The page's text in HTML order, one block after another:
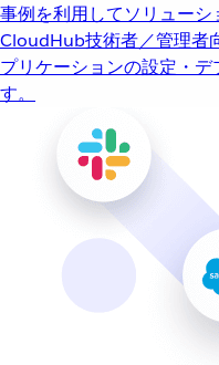
事例を利用してソリューシ
CloudHub技術者／管理者
プリケーションの設定・
す。